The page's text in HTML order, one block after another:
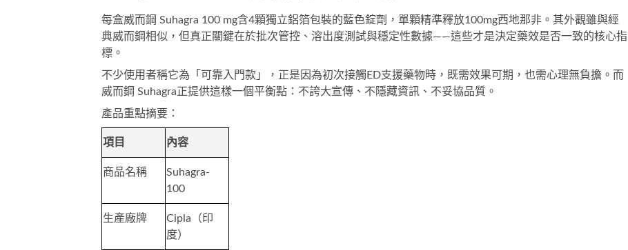
每盒威而鋼 Suhagra 100 mg含4顆獨立鋁箔包裝的藍色錠劑，單顆精準釋放100mg西地那非。其外觀雖與經
典威而鋼相似，但真正關鍵在於批次管控、溶出度測試與穩定性數據——這些才是決定藥效是否一致的核心指
標。
不少使用者稱它為「可靠入門款」，正是因為初次接觸ED支援藥物時，既需效果可期，也需心理無負擔。而
威而鋼 Suhagra 正提供這樣一個平衡點：不誇大宣傳、不隱藏資訊、不妥協品質。
產品重點摘要：
項目 內容
商品名稱
Suhagra-
100
生產廠牌
Cipla（印
度）